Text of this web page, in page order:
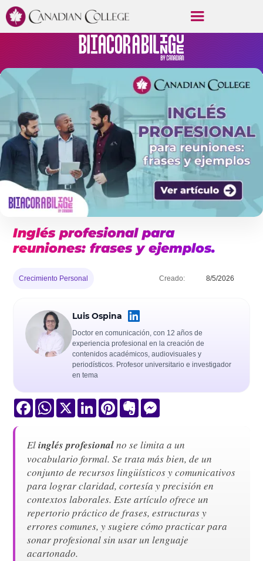
Inglés profesional para
reuniones: frases y ejemplos.
Crecimiento Personal Creado: 8/5/2026
Luis Ospina
Doctor en comunicación, con 12 años de
experiencia profesional en la creación de
contenidos académicos, audiovisuales y
periodísticos. Profesor universitario e investigador
en tema
FacebookWhatsApp
X LinkedInPinterestEvernote
Elinglés profesionalno se limita a un
vocabulario formal. Se trata más bien, de un
conjunto de recursos lingüísticos y comunicativos
para lograr claridad, cortesía y precisión en
contextos laborales. Este artículo ofrece un
repertorio práctico de frases, estructuras y
errores comunes, y sugiere cómo practicar para
sonar profesional sin usar un lenguaje
acartonado.